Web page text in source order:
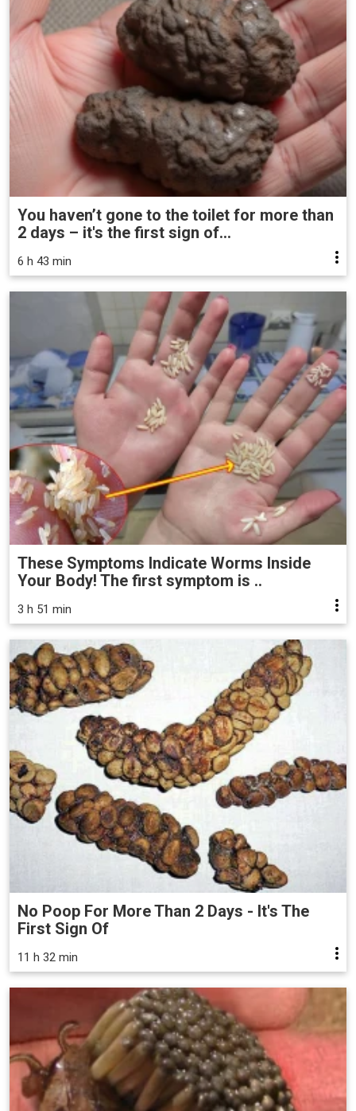
You haven’t gone to the toilet for more than
2 days – it's the first sign of...
6 h 43 min
These Symptoms Indicate Worms Inside
Your Body! The first symptom is ..
3 h 51 min
No Poop For More Than 2 Days - It's The
First Sign Of
11 h 32 min